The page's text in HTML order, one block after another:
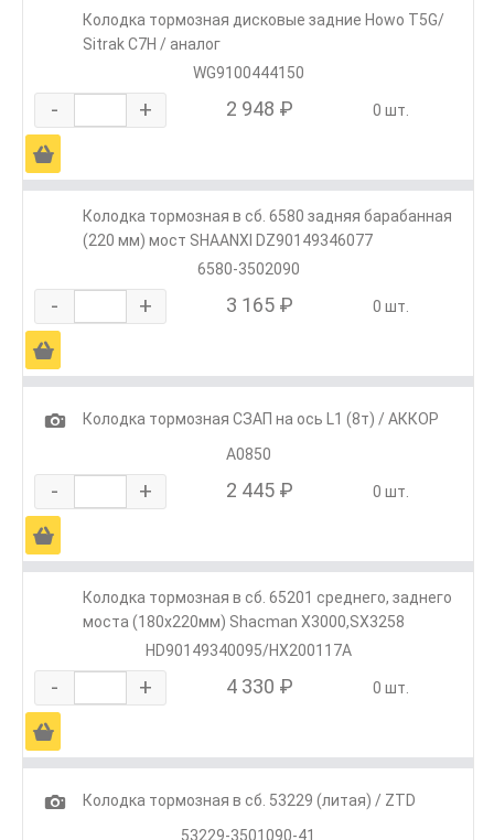
Колодка тормозная дисковые задние Howo T5G/
Sitrak C7H / аналог
WG9100444150
- + 2 948 ₽ 0 шт.
Ä
Колодка тормозная в сб. 6580 задняя барабанная
(220 мм) мост SHAANXI DZ90149346077
6580-3502090
- + 3 165 ₽ 0 шт.
Ä
1
Колодка тормозная СЗАП на ось L1 (8т) / АККОР
А0850
- + 2 445 ₽ 0 шт.
Ä
Колодка тормозная в сб. 65201 среднего, заднего
моста (180х220мм) Shacman X3000,SX3258
HD90149340095/HX200117A
- + 4 330 ₽ 0 шт.
Ä
1
Колодка тормозная в сб. 53229 (литая) / ZTD
53229-3501090-41